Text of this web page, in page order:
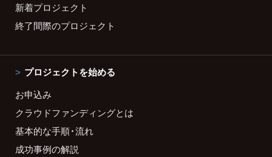
新着プロジェクト
終了間際のプロジェクト
プロジェクトを始める
お申込み
クラウドファンディングとは
基本的な手順・流れ
成功事例の解説